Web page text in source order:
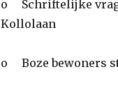
o Schriftelijke
Kollolaan
o Boze bewoners